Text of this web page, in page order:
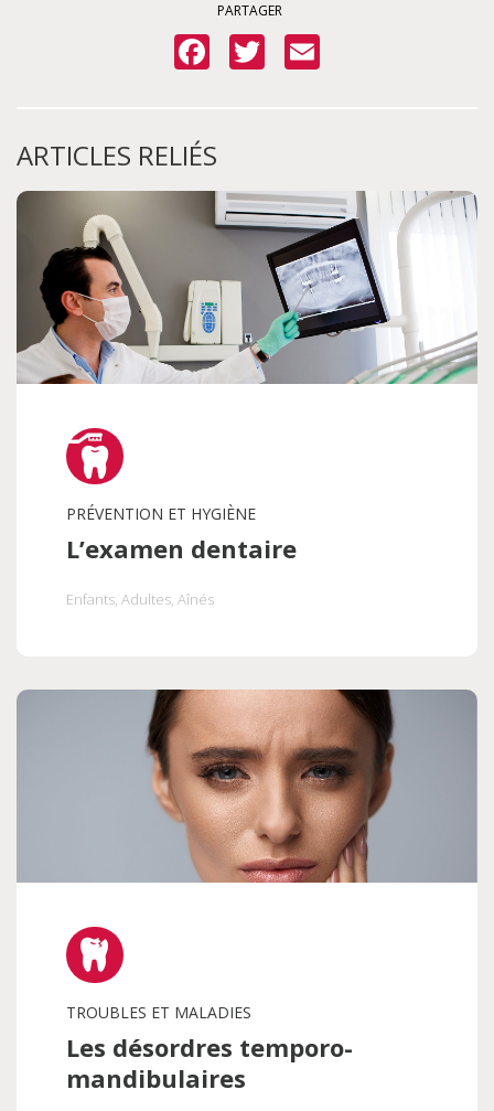
PARTAGER
Facebook
Twitter
ARTICLES RELIÉS
PRÉVENTION ET HYGIÈNE
L’examen dentaire
Enfants, Adultes, Aînés
TROUBLES ET MALADIES
Les désordres temporo-
mandibulaires